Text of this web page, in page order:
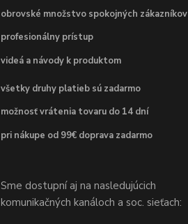
obrovské množstvo spokojných zákazníkov
profesionálny prístup
videá a návody k produktom
všetky druhy platieb sú zadarmo
možnosť vrátenia tovaru do 14 dní
pri nákupe od 99€ doprava zadarmo
Sme dostupní aj na nasledujúcich
komunikačných kanáloch a soc. sieťach: